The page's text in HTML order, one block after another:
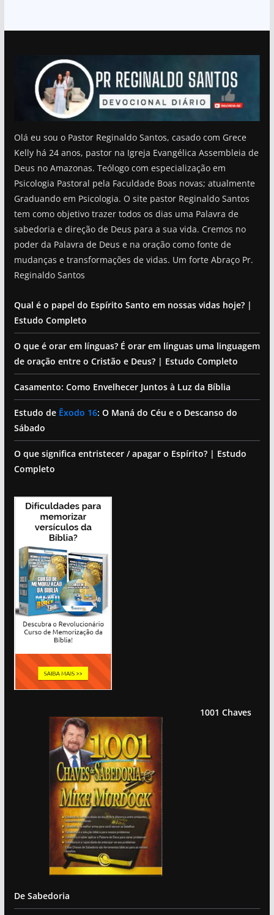
Olá eu sou o Pastor Reginaldo Santos, casado com Grece
Kelly há 24 anos, pastor na Igreja Evangélica Assembleia de
Deus no Amazonas. Teólogo com especialização em
Psicologia Pastoral pela Faculdade Boas novas; atualmente
Graduando em Psicologia. O site pastor Reginaldo Santos
tem como objetivo trazer todos os dias uma Palavra de
sabedoria e direção de Deus para a sua vida. Cremos no
poder da Palavra de Deus e na oração como fonte de
mudanças e transformações de vidas. Um forte Abraço Pr.
Reginaldo Santos
Qual é o papel do Espírito Santo em nossas vidas hoje? |
Estudo Completo
O que é orar em línguas? É orar em línguas uma linguagem
de oração entre o Cristão e Deus? | Estudo Completo
Casamento: Como Envelhecer Juntos à Luz da Bíblia
Estudo de Êxodo 16: O Maná do Céu e o Descanso do
Sábado
O que significa entristecer / apagar o Espírito? | Estudo
Completo
1001 Chaves
De Sabedoria